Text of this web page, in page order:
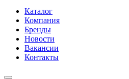
Каталог
Компания
Бренды
Новости
Вакансии
Контакты